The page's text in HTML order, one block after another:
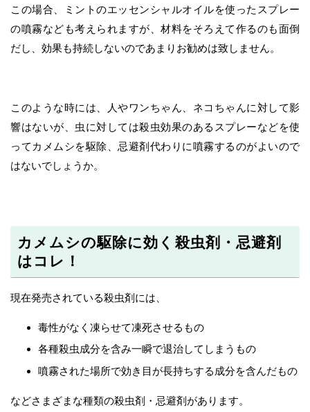
この場合、ミントのエッセンシャルオイルを使ったスプレー
の噴霧なども考えられますが、材料をそろえて作るのも面倒
だし、効果も持続しないのであまりお勧めは致しません。
このような時には、人やワンちゃん、ネコちゃんに対して影
響はないが、虫に対しては殺虫効果のあるスプレーなどを使
ってカメムシを駆除、忌避剤代わりに噴霧するのがよいので
はないでしょうか。
カメムシの駆除に効く殺虫剤・忌避剤
はコレ！
現在発売されている殺虫剤には、
毒性がなく凍らせて凍死させるもの
各種殺虫成分を含み一瞬で退治してしまうもの
噴霧された場所で効き目が長持ちする成分を含んだもの
などさまざまな種類の殺虫剤・忌避剤があります。